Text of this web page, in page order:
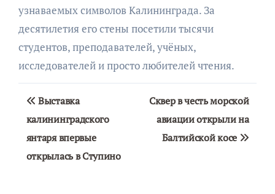
узнаваемых символов Калининграда. За
десятилетия его стены посетили тысячи
студентов, преподавателей, учёных,
исследователей и просто любителей чтения.
Навигация
по
записям
Выставка
калининградского
янтаря впервые
открылась в Ступино
Сквер в честь морской
авиации открыли на
Балтийской косе